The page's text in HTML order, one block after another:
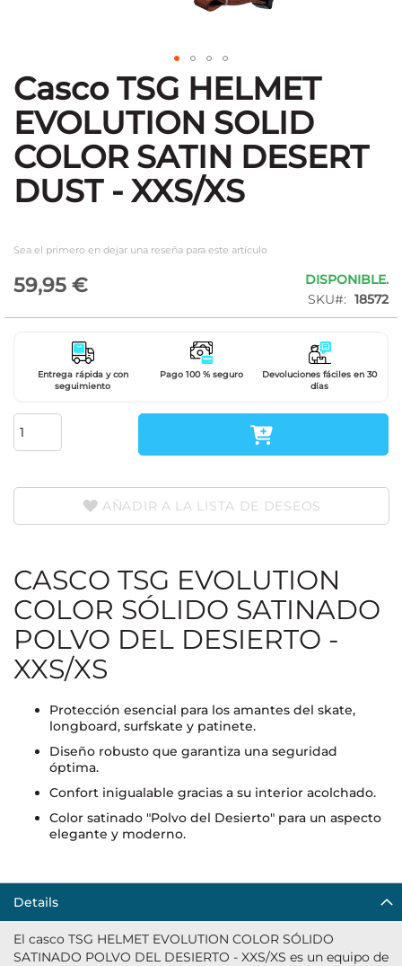
Saltar
al
comienzo
de
la
galería
de
imágenes
Casco TSG HELMET
EVOLUTION SOLID
COLOR SATIN DESERT
DUST - XXS/XS
Sea el primero en dejar una reseña para este artículo
59,95 €
DISPONIBLE.
SKU
18572
Entrega rápida y con
seguimiento
Pago 100 % seguro
Devoluciones fáciles en 30
días
AÑADIR A LA LISTA DE DESEOS
CASCO TSG EVOLUTION
COLOR SÓLIDO SATINADO
POLVO DEL DESIERTO -
XXS/XS
Protección esencial para los amantes del skate,
longboard, surfskate y patinete.
Diseño robusto que garantiza una seguridad
óptima.
Confort inigualable gracias a su interior acolchado.
Color satinado "Polvo del Desierto" para un aspecto
elegante y moderno.
Details
El casco TSG HELMET EVOLUTION COLOR SÓLIDO
SATINADO POLVO DEL DESIERTO - XXS/XS es un equipo de